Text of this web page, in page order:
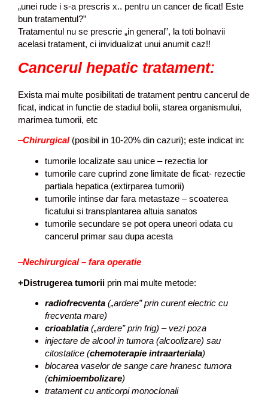
„unei rude i s-a prescris x.. pentru un cancer de ficat! Este
bun tratamentul?”
Tratamentul nu se prescrie „in general”, la toti bolnavii
acelasi tratament, ci invidualizat unui anumit caz!!
Cancerul hepatic tratament:
Exista mai multe posibilitati de tratament pentru cancerul de
ficat, indicat in functie de stadiul bolii, starea organismului,
marimea tumorii, etc
–Chirurgical (posibil in 10-20% din cazuri); este indicat in:
tumorile localizate sau unice – rezectia lor
tumorile care cuprind zone limitate de ficat- rezectie
partiala hepatica (extirparea tumorii)
tumorile intinse dar fara metastaze – scoaterea
ficatului si transplantarea altuia sanatos
tumorile secundare se pot opera uneori odata cu
cancerul primar sau dupa acesta
–Nechirurgical – fara operatie
+Distrugerea tumorii prin mai multe metode:
radiofrecventa („ardere” prin curent electric cu
frecventa mare)
crioablatia („ardere” prin frig) – vezi poza
injectare de alcool in tumora (alcoolizare) sau
citostatice (chemoterapie intraarteriala)
blocarea vaselor de sange care hranesc tumora
(chimioembolizare)
tratament cu anticorpi monoclonali